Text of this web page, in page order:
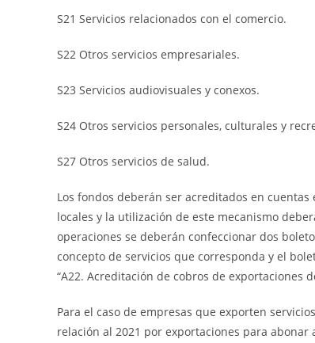
S21 Servicios relacionados con el comercio.
S22 Otros servicios empresariales.
S23 Servicios audiovisuales y conexos.
S24 Otros servicios personales, culturales y
S27 Otros servicios de salud.
Los fondos deberán ser acreditados en
locales y la utilización de este mecanismo
operaciones se deberán confeccionar dos
concepto de servicios que corresponda y el
“A22. Acreditación de cobros de exportaciones
Para el caso de empresas que exporten
relación al 2021 por exportaciones para